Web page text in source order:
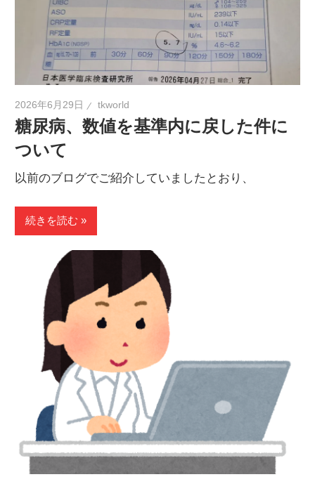
2026年6月29日 tkworld
糖尿病、数値を基準内に戻した件に
ついて
以前のブログでご紹介していましたとおり、
続きを読む